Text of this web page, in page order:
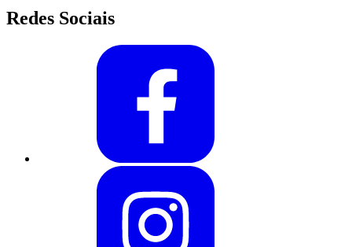
Redes Sociais